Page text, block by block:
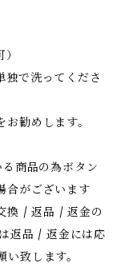
独で洗ってくださ
勧めします。
商品の為ボタン
合がございます
換 / 返品 / 返金の
返品 / 返金には応
致します。